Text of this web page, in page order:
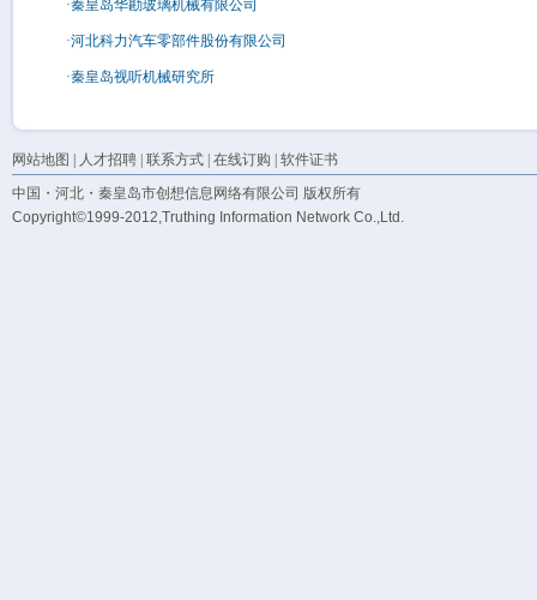
·秦皇岛华勘玻璃机械有限公司
·河北科力汽车零部件股份有限公司
·秦皇岛视听机械研究所
网站地图 | 人才招聘 | 联系方式 | 在线订购 | 软件证书
中国・河北・秦皇岛市创想信息网络有限公司 版权所有
Copyright©1999-2012,Truthing Information Network Co.,Ltd.